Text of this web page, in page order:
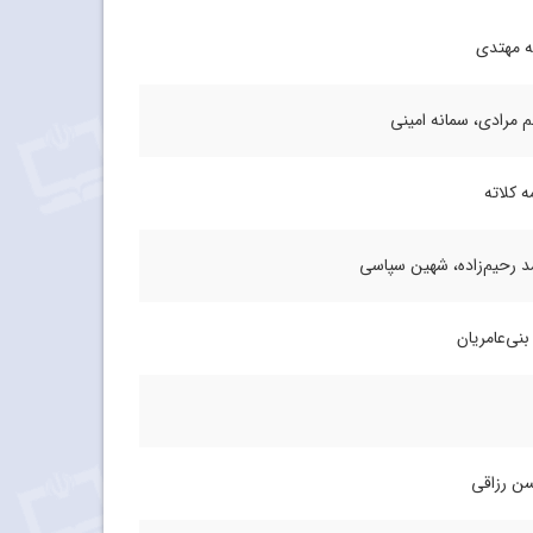
مهتدی
مرادی، سمانه امینی
کلاته
رحیم‌زاده، شهین سپاسی
بنی‌عامریان
رزاقی